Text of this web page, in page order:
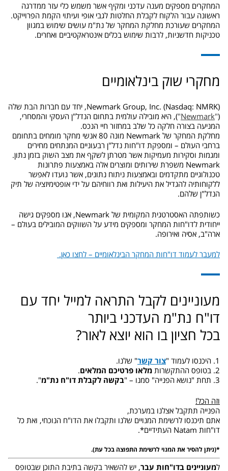
המחקרים מספקים מענה עדכני ומקיף אשר משמש כלי עזר ממדרגה
ראשונה עבור הלקוח לקבלת החלטות לגבי אופי ועיתוי הקמת הפרוייקט.
המחקרים שעורכת מחלקת המחקר של נת"מ עושים שימוש במגוון
טכניקות חדשניות, לרבות שימוש בכלים אינטראקטיביים ואחרים.
מחקרי שוק בינלאומיים
Newmark Group, Inc. (Nasdaq: NMRK), יחד עם חברות הבת שלה
(
"
Newmark
"), היא מובילה עולמית בתחום הנדל"ן העסקי והמסחרי,
המניעה בצורה חלקה כל שלב במחזור חיי הנכס.
מחלקת המחקר של Newmark מונה 80 אנשי מחקר מומחים בתחומם
ברחבי העולם – ומספקת דו"חות נדל"ן רבעוניים המנתחים מחירים
ומגמות וסקירות מעמיקות אשר מטרתן לשקף את מצב השוק בזמן נתון.
Newmark משפרת שירותים ומוצרים אלה באמצעות פתרונות
טכנולוגיים מתקדמים ובאמצעות ניתוח נתונים, אשר נועדו לאפשר
ללקוחותיה להגדיל את היעילות ואת רווחיהם על ידי אופטימיזציה של תיק
הנדל"ן שלהם.
כשותפתה האסטרטגית המקומית של Newmark, אנו מספקים גישה
ייחודית לדו"חות המחקר ומספקים מידע על השווקים המובילים בעולם –
ארה"ב, אסיה ואירופה.
למעבר לעמוד דו"חות המחקר הבינלאומיים – לחצו כאן.
מעוניינים לקבל התראה למייל יחד עם
דו"ח נת"מ העדכני ביותר
בכל חציון בו הוא יוצא לאור?
1. היכנסו לעמוד " צור קשר" שלנו.
2. בטופס ההתקשרות
מלאו פרטיכם המלאים.
3. תחת "נושא הפנייה" סמנו – "
בקשה לקבלת דו"ח נת"מ".
וזה הכל!
הפנייה תתקבל אצלנו במערכת,
אתם תיכנסו לרשימת המנויים שלנו ותקבלו את הדו"ח הנוכחי, ואת כל
דו"חות Natam העתידיים*.
*(ניתן להסיר את המנוי לרשימת התפוצה בכל עת).
למעוניינים בדו"חות עבר, יש להשאיר בקשה בתיבת התוכן שבטופס